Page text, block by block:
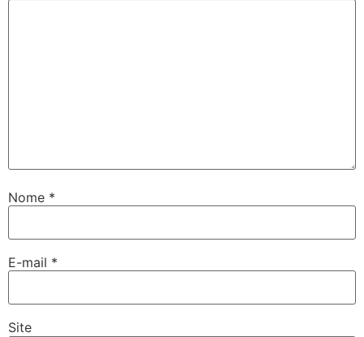
Nome *
E-mail *
Site